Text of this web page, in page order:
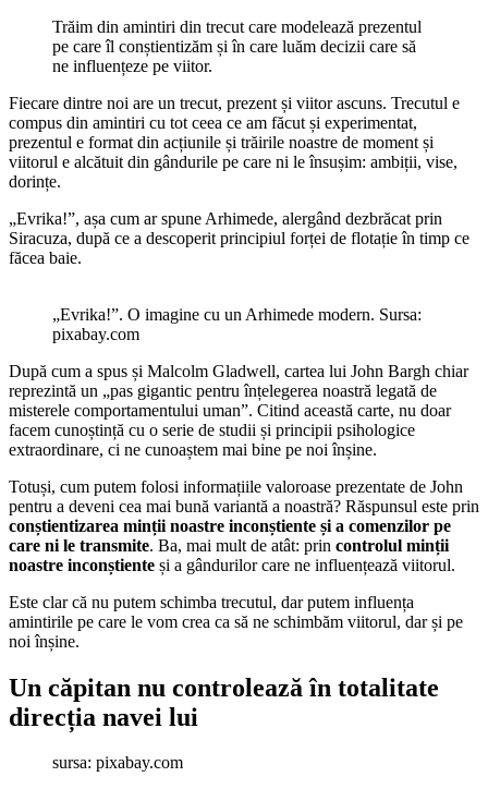
Trăim din amintiri din trecut care modelează prezentul
pe care îl conștientizăm și în care luăm decizii care să
ne influențeze pe viitor.
Fiecare dintre noi are un trecut, prezent și viitor ascuns. Trecutul e
compus din amintiri cu tot ceea ce am făcut și experimentat,
prezentul e format din acțiunile și trăirile noastre de moment și
viitorul e alcătuit din gândurile pe care ni le însușim: ambiții, vise,
dorințe.
„Evrika!”, așa cum ar spune Arhimede, alergând dezbrăcat prin
Siracuza, după ce a descoperit principiul forței de flotație în timp ce
făcea baie.
„Evrika!”. O imagine cu un Arhimede modern. Sursa:
pixabay.com
După cum a spus și Malcolm Gladwell, cartea lui John Bargh chiar
reprezintă un „pas gigantic pentru înțelegerea noastră legată de
misterele comportamentului uman”. Citind această carte, nu doar
facem cunoștință cu o serie de studii și principii psihologice
extraordinare, ci ne cunoaștem mai bine pe noi înșine.
Totuși, cum putem folosi informațiile valoroase prezentate de John
pentru a deveni cea mai bună variantă a noastră? Răspunsul este prin
conștientizarea minții noastre inconștiente și a comenzilor pe
care ni le transmite. Ba, mai mult de atât: prin controlul minții
noastre inconștiente și a gândurilor care ne influențează viitorul.
Este clar că nu putem schimba trecutul, dar putem influența
amintirile pe care le vom crea ca să ne schimbăm viitorul, dar și pe
noi înșine.
Un căpitan nu controlează în totalitate
direcția navei lui
sursa: pixabay.com